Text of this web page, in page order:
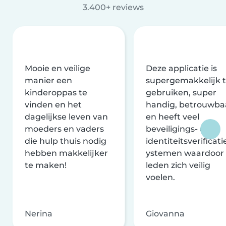
3.400+ reviews
Mooie en veilige
manier een
kinderoppas te
vinden en het
dagelijkse leven van
moeders en vaders
die hulp thuis nodig
hebben makkelijker
te maken!
Nerina
Deze applicatie is
supergemakkelijk
gebruiken, super
handig,
en heeft veel
beveiligings- en
ystemen waardoor
leden zich veilig
voelen.
Giovanna